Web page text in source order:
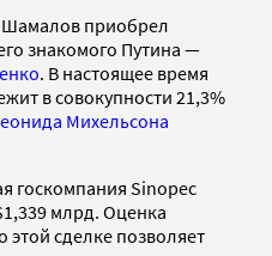
Шамалов приобрел
знакомого Путина —
. В настоящее время
в совокупности 21,3%
Михельсона
госкомпания Sinopec
млрд. Оценка
этой сделке позволяет